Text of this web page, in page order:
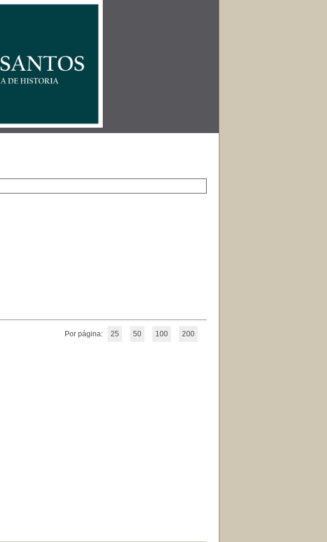
Por página: 25 50 100 200